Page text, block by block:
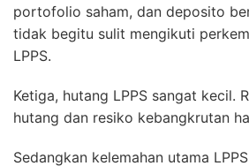
portofolio saham, dan deposito
tidak begitu sulit mengikuti
LPPS.
Ketiga, hutang LPPS sangat kecil.
hutang dan resiko kebangkrutan
Sedangkan kelemahan utama